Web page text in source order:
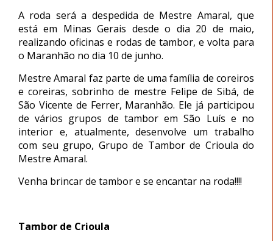
A roda será a despedida de Mestre Amaral, que
está em Minas Gerais desde o dia 20 de maio,
realizando oficinas e rodas de tambor, e volta para
o Maranhão no dia 10 de junho.
Mestre Amaral faz parte de uma família de coreiros
e coreiras, sobrinho de mestre Felipe de Sibá, de
São Vicente de Ferrer, Maranhão. Ele já participou
de vários grupos de tambor em São Luís e no
interior e, atualmente, desenvolve um trabalho
com seu grupo, Grupo de Tambor de Crioula do
Mestre Amaral.
Venha brincar de tambor e se encantar na roda!!!!
Tambor de Crioula